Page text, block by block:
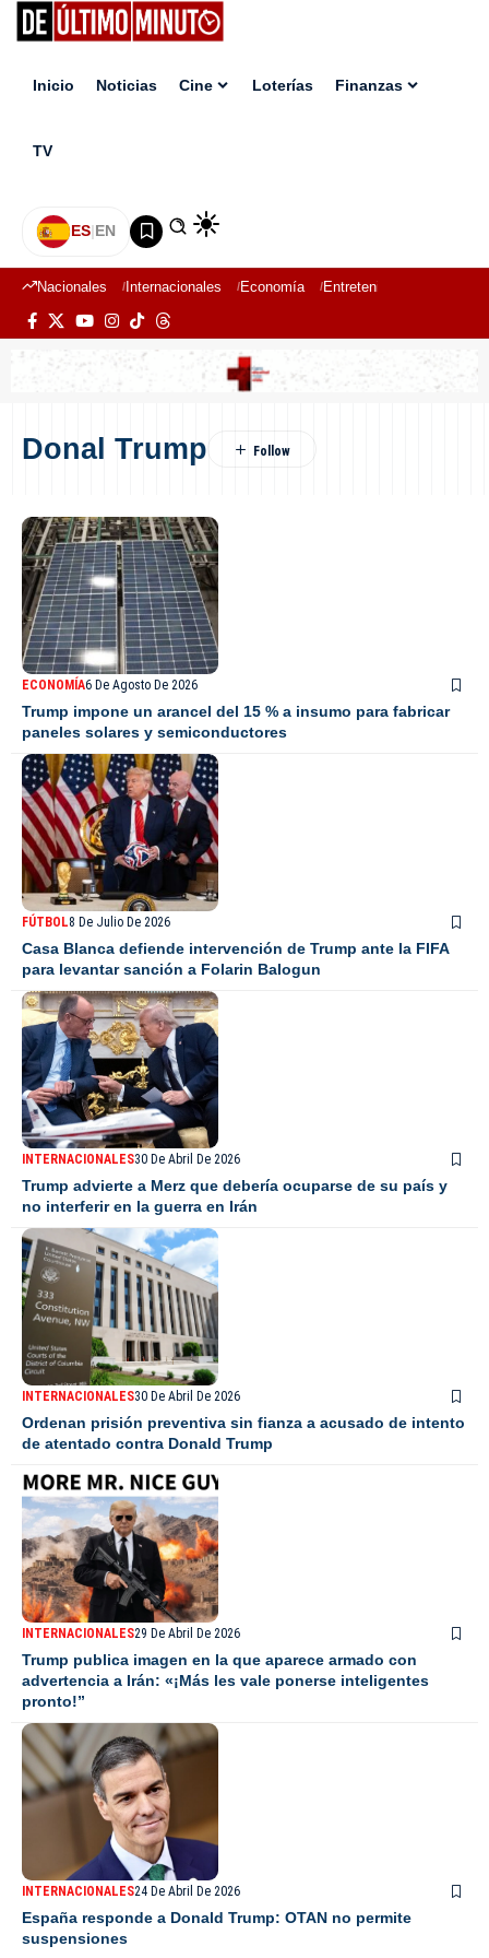
Inicio Noticias Cine Loterías Finanzas
TV
ES|EN
Nacionales Internacionales Economía Entretenimiento
Donal Trump
ECONOMÍA6 De Agosto De 2026
Trump impone un arancel del 15 % a insumo para fabricar
paneles solares y semiconductores
FÚTBOL8 De Julio De 2026
Casa Blanca defiende intervención de Trump ante la FIFA
para levantar sanción a Folarin Balogun
INTERNACIONALES30 De Abril De 2026
Trump advierte a Merz que debería ocuparse de su país y
no interferir en la guerra en Irán
INTERNACIONALES30 De Abril De 2026
Ordenan prisión preventiva sin fianza a acusado de intento
de atentado contra Donald Trump
INTERNACIONALES29 De Abril De 2026
Trump publica imagen en la que aparece armado con
advertencia a Irán: «¡Más les vale ponerse inteligentes
pronto!”
INTERNACIONALES24 De Abril De 2026
España responde a Donald Trump: OTAN no permite
suspensiones